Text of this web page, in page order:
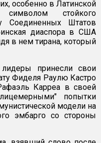
особенно в Латинской
стойкого
Соединенных Штатов
диаспора в США
в нем тирана, который
лидеры принесли свои
Фиделя Раулю Кастро
Карреа в своей
попытки
модели на
эмбарго со стороны